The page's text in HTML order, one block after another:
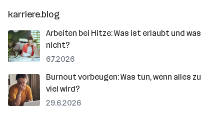
karriere.blog
Arbeiten bei Hitze: Was ist erlaubt und was
nicht?
6.7.2026
Burnout vorbeugen: Was tun, wenn alles zu
viel wird?
29.6.2026